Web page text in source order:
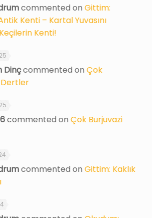
commented on Gittim:
Kenti – Kartal Yuvasını
Kenti!
Dinçcommented on Çok
Dertler
commented on Çok Burjuvazi
commented on Gittim: Kaklık